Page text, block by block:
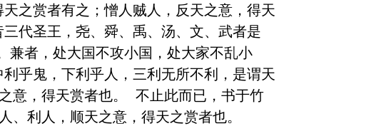
之赏者有之；憎人贼人，反天之意，得天
代圣王，尧、舜、禹、汤、文、武者是
者，处大国不攻小国，处大家不乱小
乎鬼，下利乎人，三利无所不利，是谓天
意，得天赏者也。 不止此而已，书于竹
利人，顺天之意，得天之赏者也。